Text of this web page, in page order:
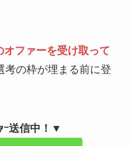
ファーを受け取って
考の枠が埋まる前に登
ｰ送信中！▼